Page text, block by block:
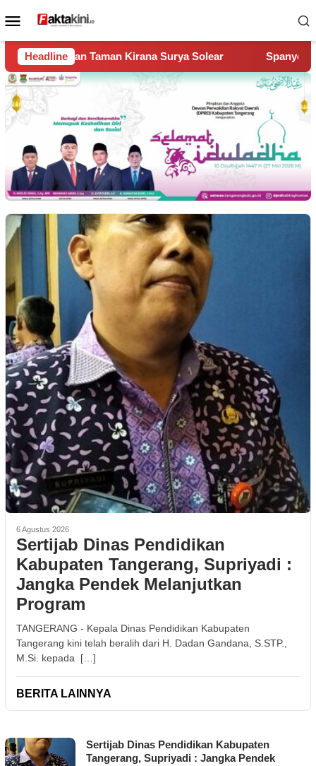
ke
Menu
Mobile
Headline
Surya Solear Spanyol Juara Piala Dunia 2026,
6 Agustus 2026
Sertijab Dinas Pendidikan
Kabupaten Tangerang, Supriyadi :
Jangka Pendek Melanjutkan
Program
TANGERANG - Kepala Dinas Pendidikan Kabupaten
Tangerang kini telah beralih dari H. Dadan Gandana, S.STP.,
M.Si. kepada […]
BERITA LAINNYA
FAKTA
KINI
Sertijab Dinas Pendidikan Kabupaten
Tangerang, Supriyadi : Jangka Pendek